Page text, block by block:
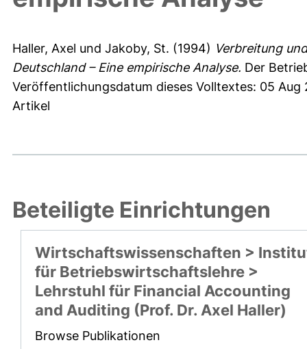
Haller, Axel und Jakoby, St. (1994) Verbreitung
Deutschland – Eine empirische Analyse. Der
Veröffentlichungsdatum dieses Volltextes: 05 Aug
Artikel
Beteiligte Einrichtungen
Wirtschaftswissenschaften >
für Betriebswirtschaftslehre >
Lehrstuhl für Financial Accounting
and Auditing (Prof. Dr. Axel Haller)
Browse Publikationen